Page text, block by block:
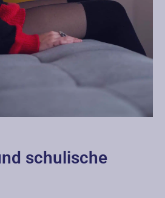
schulische